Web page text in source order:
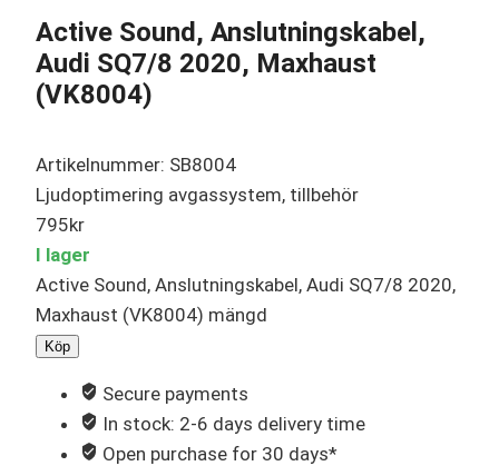
Active Sound, Anslutningskabel,
Audi SQ7/8 2020, Maxhaust
(VK8004)
Artikelnummer: SB8004
Ljudoptimering avgassystem, tillbehör
795kr
I lager
Active Sound, Anslutningskabel, Audi SQ7/8 2020,
Maxhaust (VK8004) mängd
Köp
Secure payments
In stock: 2-6 days delivery time
Open purchase for 30 days*